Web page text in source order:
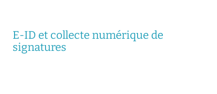
E-ID et collecte numérique de
signatures